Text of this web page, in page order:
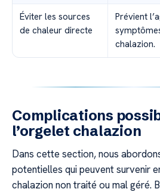
Éviter les sources
de chaleur directe
Prévient
chalazion.
Complications
l’orgelet chalazion
Dans cette section, nous
potentielles qui peuvent survenir
chalazion non traité ou mal géré.